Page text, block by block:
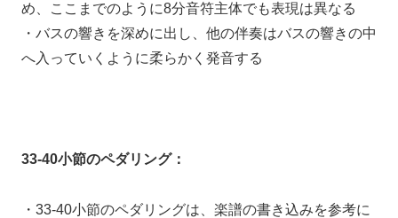
め、ここまでのように8分音符主体でも表現は異なる
・バスの響きを深めに出し、他の伴奏はバスの響きの中
へ入っていくように柔らかく発音する
33-40小節のペダリング：
・33-40小節のペダリングは、楽譜の書き込みを参考に